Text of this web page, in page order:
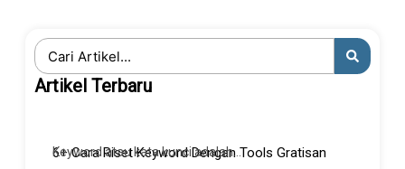
Search
...
Artikel Terbaru
6+ Cara Riset Keyword Dengan Tools Gratisan
Keyword atau kata kunci adalah...